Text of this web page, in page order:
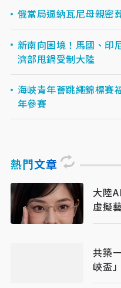
俄當局逼納瓦尼母親密
新南向困境！馬國、
濟部甩鍋受制大陸
海峽青年薈跳繩錦標
年參賽
熱門文章
大陸
虛擬
共築
峽盃
落幕